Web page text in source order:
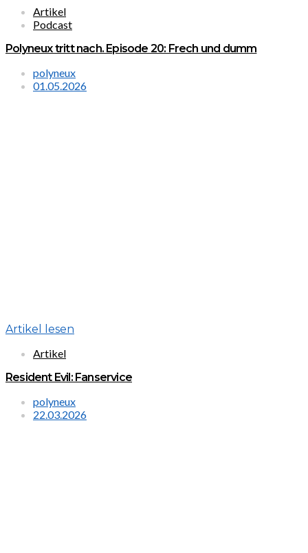
Artikel
Podcast
Polyneux tritt nach. Episode 20: Frech und dumm
polyneux
01.05.2026
Artikel lesen
Artikel
Resident Evil: Fanservice
polyneux
22.03.2026